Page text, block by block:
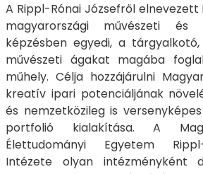
A Rippl-Rónai Józsefről
magyarországi művészeti és
képzésben egyedi, a
művészeti ágakat magába
műhely. Célja hozzájárulni
kreatív ipari potenciáljának
és nemzetközileg is
portfolió kialakítása. A
Élettudományi Egyetem
Intézete olyan intézményként